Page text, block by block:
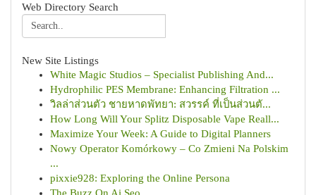
Web Directory Search
New Site Listings
White Magic Studios – Specialist Publishing And...
Hydrophilic PES Membrane: Enhancing Filtration ...
วิลล่าส่วนตัว ชายหาดพัทยา: สวรรค์ ที่เป็นส่วนตั...
How Long Will Your Splitz Disposable Vape Reall...
Maximize Your Week: A Guide to Digital Planners
Nowy Operator Komórkowy – Co Zmieni Na Polskim
...
pixxie928: Exploring the Online Persona